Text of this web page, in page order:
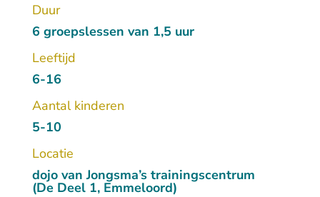
Duur
6 groepslessen van 1,5 uur
Leeftijd
6-16
Aantal kinderen
5-10
Locatie
dojo van Jongsma’s trainingscentrum
(De Deel 1, Emmeloord)